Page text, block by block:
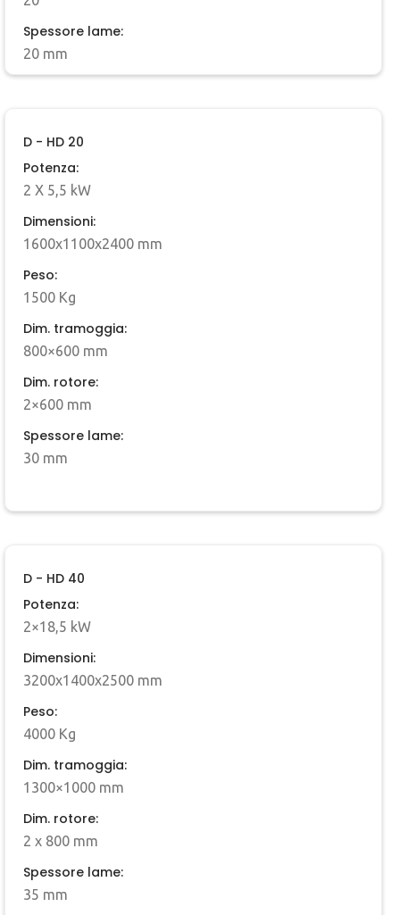
Spessore lame:
20 mm
D - HD 20
Potenza:
2 X 5,5 kW
Dimensioni:
1600x1100x2400 mm
Peso:
1500 Kg
Dim. tramoggia:
800×600 mm
Dim. rotore:
2×600 mm
Spessore lame:
30 mm
D - HD 40
Potenza:
2×18,5 kW
Dimensioni:
3200x1400x2500 mm
Peso:
4000 Kg
Dim. tramoggia:
1300×1000 mm
Dim. rotore:
2 x 800 mm
Spessore lame:
35 mm